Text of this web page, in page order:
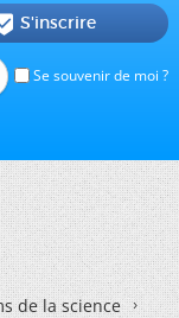
Se souvenir de moi ?
S'inscrire
de la science